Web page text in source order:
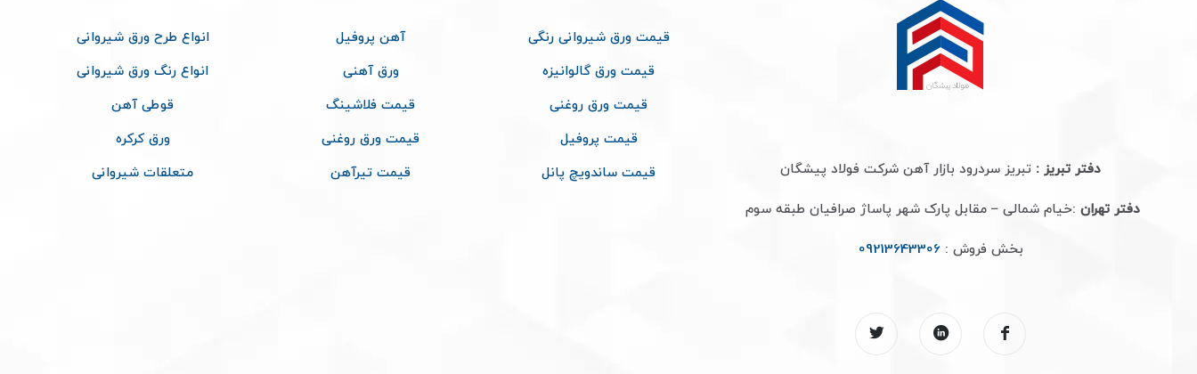
دفتر تبریز : تبریز سردرود بازار آهن شرکت فولاد پیشگان
دفتر تهران :خیام شمالی – مقابل پارک شهر پاساژ صرافیان طبقه سوم
بخش فروش :09213643306
قیمت ورق شیروانی رنگی
قیمت ورق گالوانیزه
قیمت ورق روغنی
قیمت پروفیل
قیمت ساندویچ پانل
آهن پروفیل
ورق آهنی
قیمت فلاشینگ
قیمت ورق روغنی
قیمت تیرآهن
انواع طرح ورق شیروانی
انواع رنگ ورق شیروانی
قوطی آهن
ورق کرکره
متعلقات شیروانی